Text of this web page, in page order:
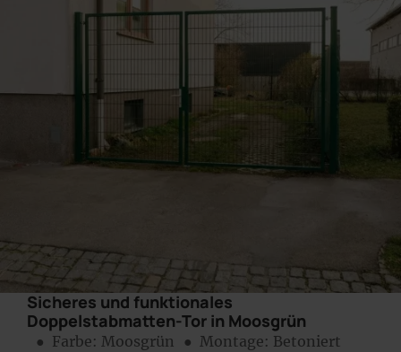
Sicheres und funktionales
Doppelstabmatten-Tor in Moosgrün
● Farbe: Moosgrün ● Montage: Betoniert